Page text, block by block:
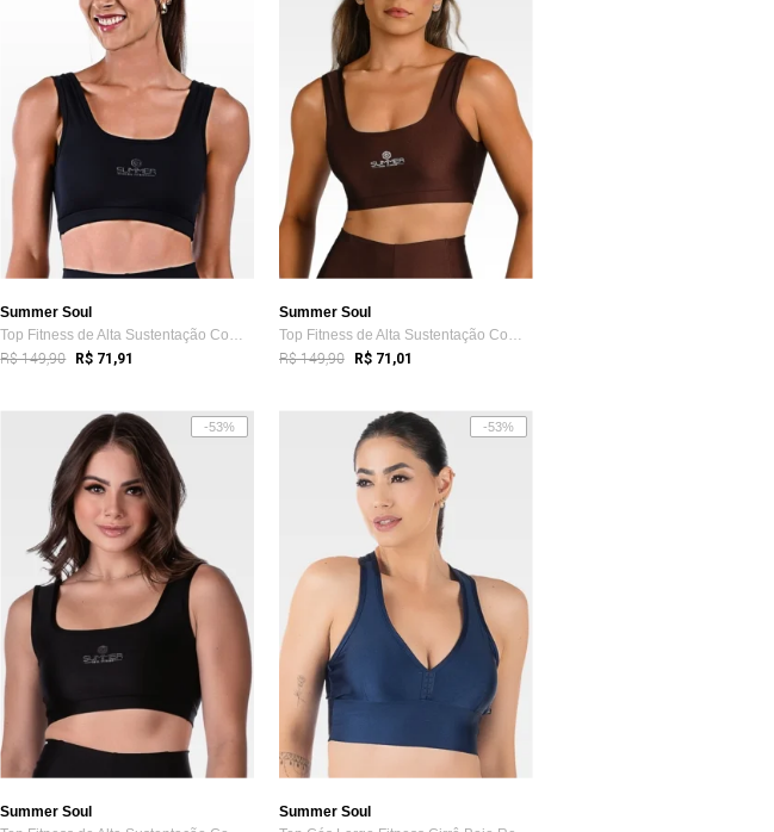
Summer Soul
Top Fitness de Alta Sustentação Com Bojo...
R$ 149,90 R$ 71,91
Summer Soul
Top Fitness de Alta Sustentação Com Bojo...
R$ 149,90 R$ 71,01
-53%
Summer Soul
-53%
Summer Soul